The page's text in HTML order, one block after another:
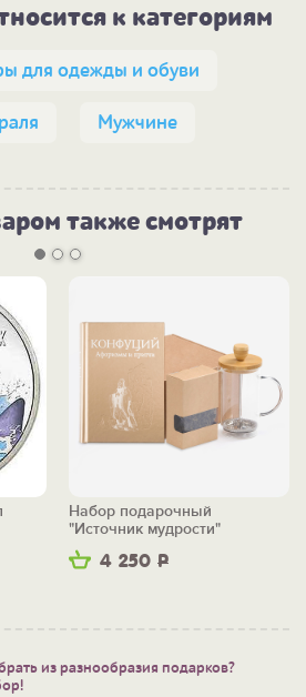
к категориям
для одежды и обуви
Мужчине
также смотрят
4 250 Р
Набор подарочный
"Источник мудрости"
из разнообразия подарков?